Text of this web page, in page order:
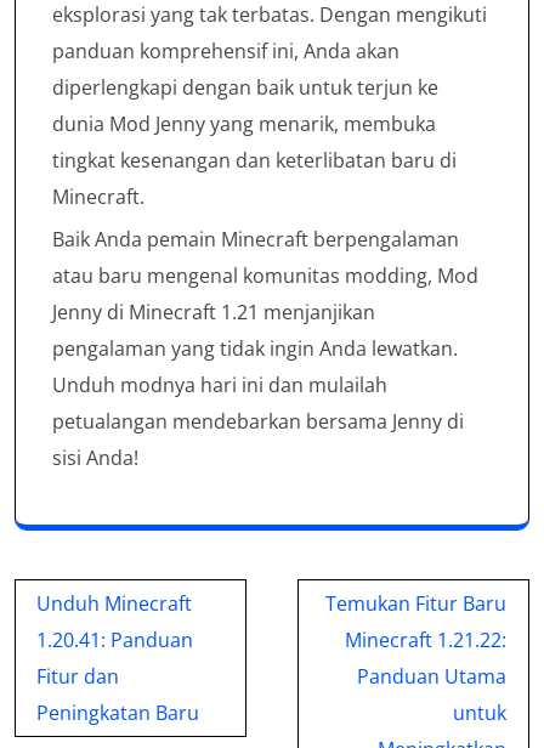
eksplorasi yang tak terbatas. Dengan mengikuti
panduan komprehensif ini, Anda akan
diperlengkapi dengan baik untuk terjun ke
dunia Mod Jenny yang menarik, membuka
tingkat kesenangan dan keterlibatan baru di
Minecraft.
Baik Anda pemain Minecraft berpengalaman
atau baru mengenal komunitas modding, Mod
Jenny di Minecraft 1.21 menjanjikan
pengalaman yang tidak ingin Anda lewatkan.
Unduh modnya hari ini dan mulailah
petualangan mendebarkan bersama Jenny di
sisi Anda!
Post
navigation
Unduh Minecraft
1.20.41: Panduan
Fitur dan
Peningkatan Baru
Temukan Fitur Baru
Minecraft 1.21.22:
Panduan Utama
untuk